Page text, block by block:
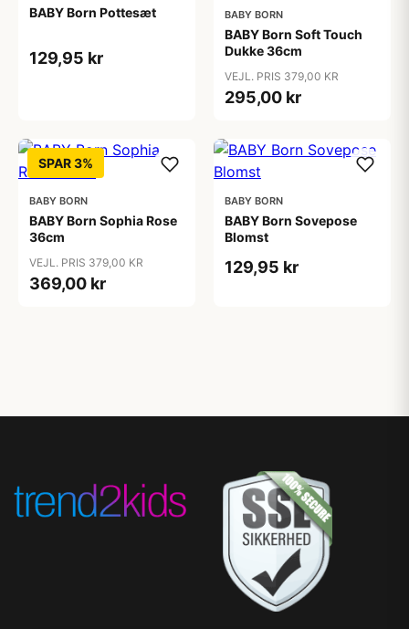
BABY Born Pottesæt
129,95 kr
BABY BORN
BABY Born Soft Touch
Dukke 36cm
VEJL. PRIS 379,00 KR
295,00 kr
SPAR 3%
BABY BORN
BABY Born Sophia Rose
36cm
VEJL. PRIS 379,00 KR
369,00 kr
BABY BORN
BABY Born Sovepose
Blomst
129,95 kr